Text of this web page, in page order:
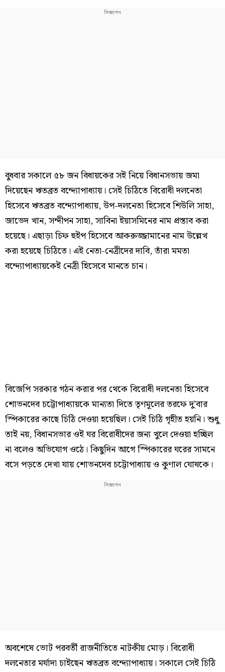
বুধবার সকালে ৫৮ জন বিধায়কের সই নিয়ে বিধানসভায় জমা
দিয়েছেন ঋতব্রত বন্দ্যোপাধ্যায়। সেই চিঠিতে বিরোধী দলনেতা
হিসেবে ঋতব্রত বন্দ্যোপাধ্যায়, উপ-দলনেতা হিসেবে শিউলি সাহা,
জাভেদ খান, সন্দীপন সাহা, সাবিনা ইয়াসমিনের নাম প্রস্তাব করা
হয়েছে। এছাড়া চিফ হুইপ হিসেবে আকরুজ্জামানের নাম উল্লেখ
করা হয়েছে চিঠিতে। এই নেতা-নেত্রীদের দাবি, তাঁরা মমতা
বন্দ্যোপাধ্যায়কেই নেত্রী হিসেবে মানতে চান।
বিজেপি সরকার গঠন করার পর থেকে বিরোধী দলনেতা হিসেবে
শোভনদেব চট্টোপাধ্যায়কে মান্যতা দিতে তৃণমূলের তরফে দু’বার
স্পিকারের কাছে চিঠি দেওয়া হয়েছিল। সেই চিঠি গৃহীত হয়নি। শুধু
তাই নয়, বিধানসভার ওই ঘর বিরোধীদের জন্য খুলে দেওয়া হচ্ছিল
না বলেও অভিযোগ ওঠে। কিছুদিন আগে স্পিকারের ঘরের সামনে
বসে পড়তে দেখা যায় শোভনদেব চট্টোপাধ্যায় ও কুণাল ঘোষকে।
অবশেষে ভোট পরবর্তী রাজনীতিতে নাটকীয় মোড়। বিরোধী
দলনেতার মর্যাদা চাইছেন ঋতব্রত বন্দ্যোপাধ্যায়। সকালে সেই চিঠি